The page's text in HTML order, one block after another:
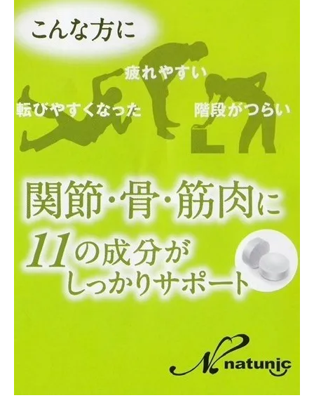
サプリの効果を最大限に引き出すための摂
取タイミング
ご購入はこちら
中高年の健康維持へ治療院専用サプリの正しい
選び方とその理由
サプリメント選びの基本ポイント
成分表示の見方と選択のコツ
中高年に必要な栄養素の理解
個々の健康状態に合わせた選び方
専門家のアドバイスを活用する方法
関節痛と筋力低下を治療院専用サプリで抑える
ための具体的なステップ
サプリの摂取スケジュールを立てる
効果的な摂取量の見極め方
食事との組み合わせで効果を高める